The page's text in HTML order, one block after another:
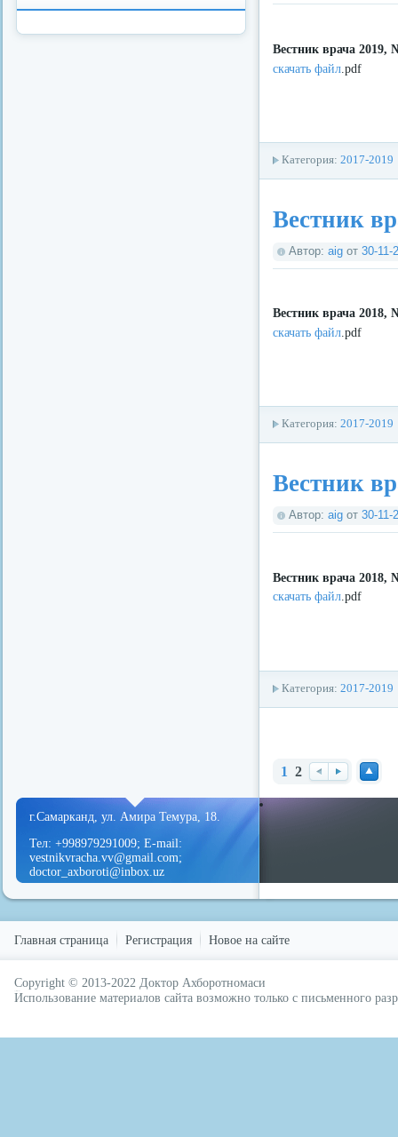
Вестник врача 2019,
скачать файл .pdf
Категория: 2017-2019
Вестник
Автор: aig от 30-11-
Вестник врача 2018,
скачать файл .pdf
Категория: 2017-2019
Вестник
Автор: aig от 30-11-
Вестник врача 2018,
скачать файл.pdf
Категория: 2017-2019
1 2
г.Самарканд, ул. Амира Темура, 18.
Тел: +998979291009; E-mail:
vestnikvracha.vv@gmail.com;
doctor_axboroti@inbox.uz
Главная страница Регистрация Новое на сайте
redvid esle
Copyright © 2013-2022 Доктор Ахборотномаси
Использование материалов сайта возможно только с письменного